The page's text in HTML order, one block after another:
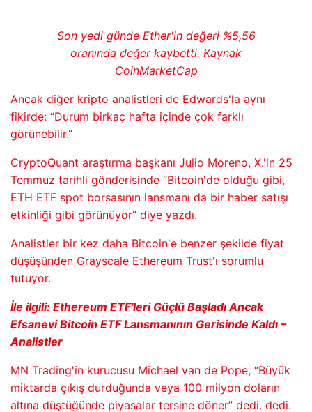
Son yedi günde Ether'in değeri %5,56
oranında değer kaybetti. Kaynak
CoinMarketCap
Ancak diğer kripto analistleri de Edwards'la aynı
fikirde: “Durum birkaç hafta içinde çok farklı
görünebilir.”
CryptoQuant araştırma başkanı Julio Moreno, X.'in 25
Temmuz tarihli gönderisinde “Bitcoin'de olduğu gibi,
ETH ETF spot borsasının lansmanı da bir haber satışı
etkinliği gibi görünüyor” diye yazdı.
Analistler bir kez daha Bitcoin'e benzer şekilde fiyat
düşüşünden Grayscale Ethereum Trust'ı sorumlu
tutuyor.
İle ilgili: Ethereum ETF'leri Güçlü Başladı Ancak
Efsanevi Bitcoin ETF Lansmanının Gerisinde Kaldı –
Analistler
MN Trading'in kurucusu Michael van de Pope, “Büyük
miktarda çıkış durduğunda veya 100 milyon doların
altına düştüğünde piyasalar tersine döner” dedi. dedi.